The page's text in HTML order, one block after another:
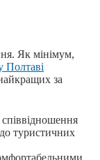
Як мінімум,
Полтаві
за
туристичних